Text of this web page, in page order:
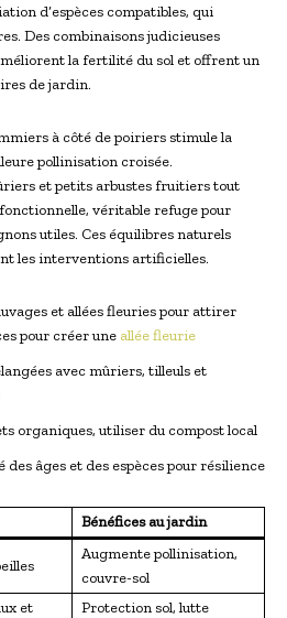
d’espèces compatibles, qui
Des combinaisons judicieuses
la fertilité du sol et offrent un
de jardin.
à côté de poiriers stimule la
pollinisation croisée.
et petits arbustes fruitiers tout
véritable refuge pour
utiles. Ces équilibres naturels
les interventions artificielles.
et allées fleuries pour attirer
pour créer une allée fleurie
avec mûriers, tilleuls et
organiques, utiliser du compost local
âges et des espèces pour résilience
Bénéfices au jardin
Augmente pollinisation,
couvre-sol
et
Protection sol, lutte